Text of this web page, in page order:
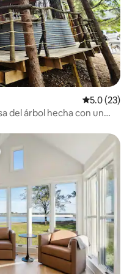
Calificación
5.0 (23)
del árbol hecha con un
huéspedes